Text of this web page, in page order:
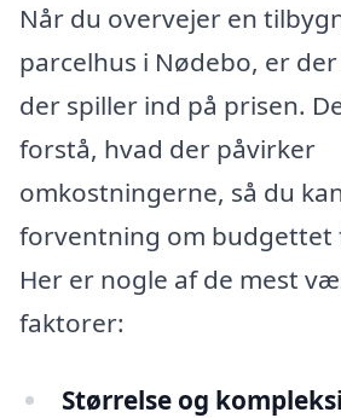
Når du overvejer en
parcelhus i Nødebo, er
der spiller ind på prisen.
forstå, hvad der påvirker
omkostningerne, så du
forventning om budgettet
Her er nogle af de mest
faktorer:
Størrelse og